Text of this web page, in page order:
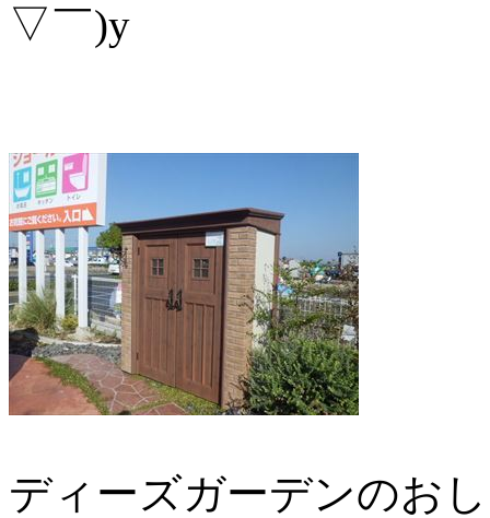
▽￣)y
ディーズガーデンのお